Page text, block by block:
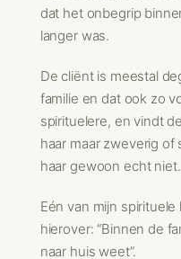
dat het onbegrip
langer was.
De cliënt is meestal
familie en dat ook zo
spirituelere, en vindt
haar maar zweverig
haar gewoon echt niet.
Eén van mijn
hierover: “Binnen de
naar huis weet”.